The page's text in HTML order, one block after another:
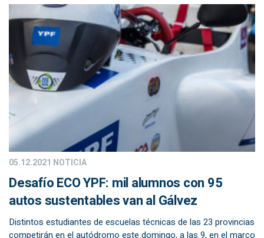
05.12.2021 NOTICIA
Desafío ECO YPF: mil alumnos con 95
autos sustentables van al Gálvez
Distintos estudiantes de escuelas técnicas de las 23 provincias
competirán en el autódromo este domingo, a las 9, en el marco